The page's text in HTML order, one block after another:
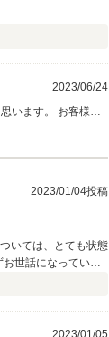
2023/06/24
2023/01/04投稿
いては、とても状態
世話になっていな
2023/01/05